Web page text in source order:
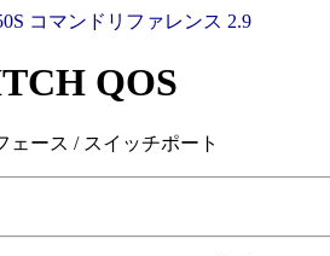
コマンドリファレンス 2.9
QOS
ェース / スイッチポート